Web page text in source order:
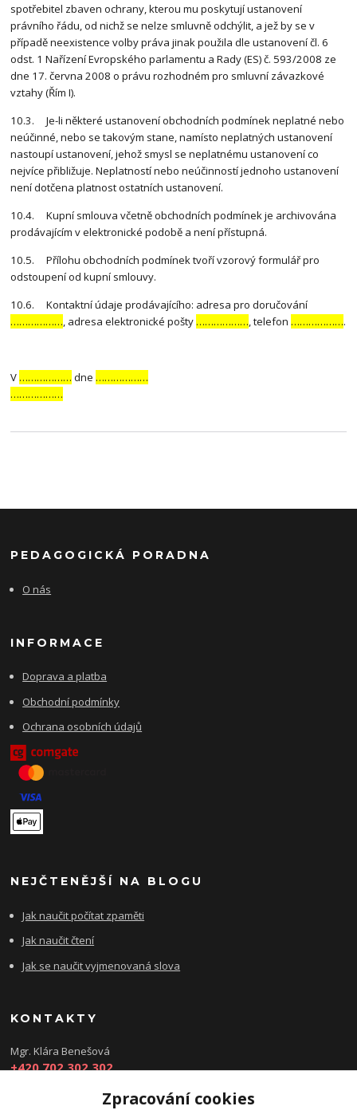
spotřebitel zbaven ochrany, kterou mu poskytují ustanovení
právního řádu, od nichž se nelze smluvně odchýlit, a jež by se v
případě neexistence volby práva jinak použila dle ustanovení čl. 6
odst. 1 Nařízení Evropského parlamentu a Rady (ES) č. 593/2008 ze
dne 17. června 2008 o právu rozhodném pro smluvní závazkové
vztahy (Řím I).
10.3. Je-li některé ustanovení obchodních podmínek neplatné nebo
neúčinné, nebo se takovým stane, namísto neplatných ustanovení
nastoupí ustanovení, jehož smysl se neplatnému ustanovení co
nejvíce přibližuje. Neplatností nebo neúčinností jednoho ustanovení
není dotčena platnost ostatních ustanovení.
10.4. Kupní smlouva včetně obchodních podmínek je archivována
prodávajícím v elektronické podobě a není přístupná.
10.5. Přílohu obchodních podmínek tvoří vzorový formulář pro
odstoupení od kupní smlouvy.
10.6. Kontaktní údaje prodávajícího: adresa pro doručování
………………, adresa elektronické pošty ………………, telefon ……………….
V ……………… dne ………………
………………
PEDAGOGICKÁ PORADNA
O nás
INFORMACE
Doprava a platba
Obchodní podmínky
Ochrana osobních údajů
NEJČTENĚJŠÍ NA BLOGU
Jak naučit počítat zpaměti
Jak naučit čtení
Jak se naučit vyjmenovaná slova
KONTAKTY
Mgr. Klára Benešová
+420 702 302 302
kbenesovaporadna@seznam.cz
Zpracování cookies